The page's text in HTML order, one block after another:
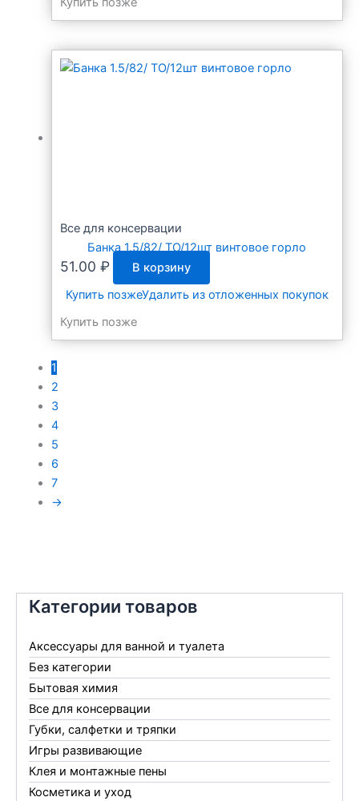
Категории товаров
Аксессуары для ванной и туалета
Без категории
Бытовая химия
Все для консервации
Губки, салфетки и тряпки
Игры развивающие
Клея и монтажные пены
Косметика и уход
Все для консервации
Банка 1.5/82/ ТО/12шт винтовое горло
51.00 ₽
В корзину
Купить позжеУдалить из отложенных покупок
Купить позже
1
2
3
4
5
6
7
→